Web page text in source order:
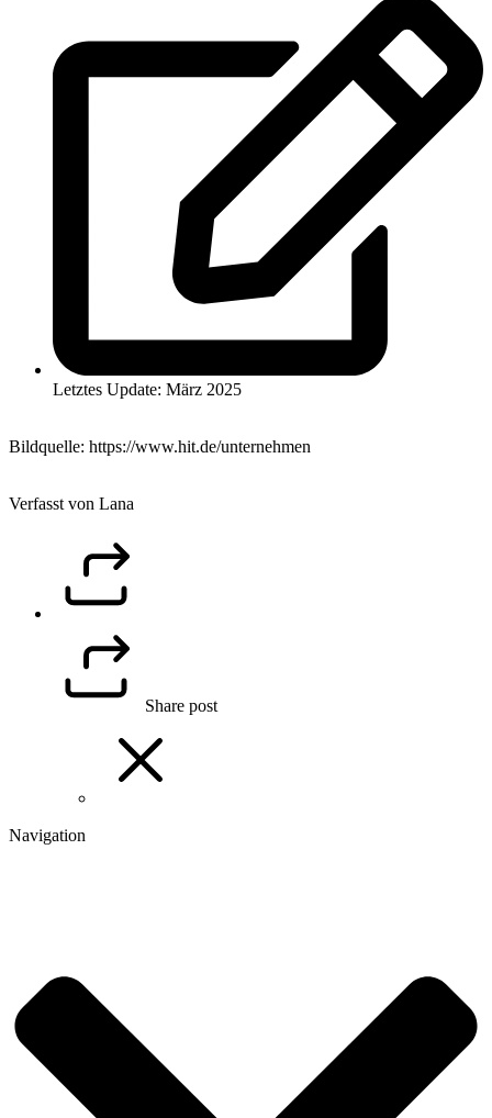
Letztes Update: März 2025
Bildquelle: https://www.hit.de/unternehmen
Verfasst von Lana
Share post
Navigation